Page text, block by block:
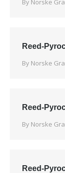
By Norske
Reed-
By Norske
Reed-
By Norske
Reed-